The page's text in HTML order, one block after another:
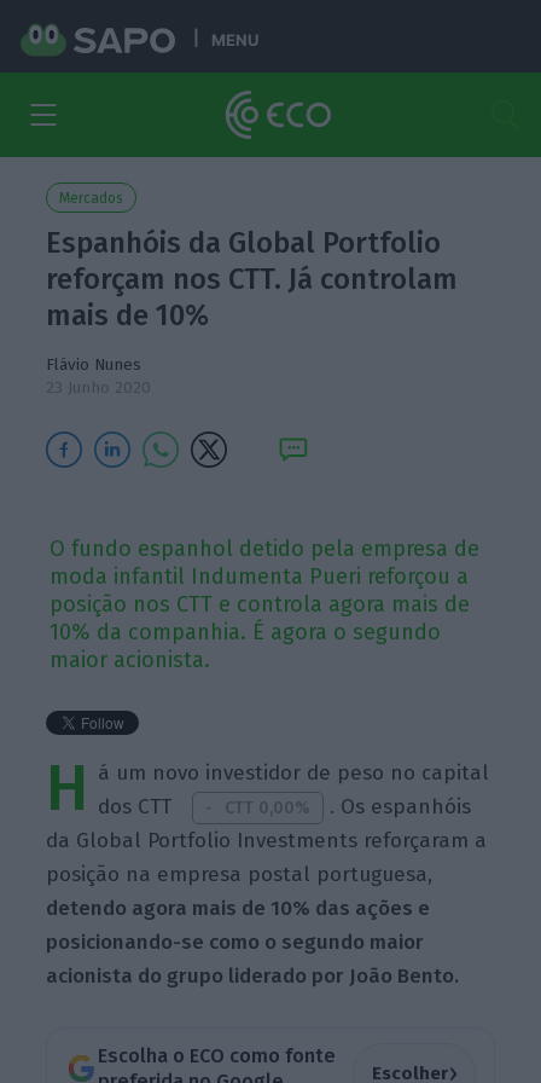
MENU
Mercados
Espanhóis da Global Portfolio
reforçam nos CTT. Já controlam
mais de 10%
Flávio Nunes
23 Junho 2020
O fundo espanhol detido pela empresa de
moda infantil Indumenta Pueri reforçou a
posição nos CTT e controla agora mais de
10% da companhia. É agora o segundo
maior acionista.
H
á um novo investidor de peso no capital
dos CTT
CTT 0,00%
. Os espanhóis
da Global Portfolio Investments reforçaram a
posição na empresa postal portuguesa,
detendo agora mais de 10% das ações e
posicionando-se como o segundo maior
acionista do grupo liderado por João Bento.
Escolha o ECO como fonte
Escolher›